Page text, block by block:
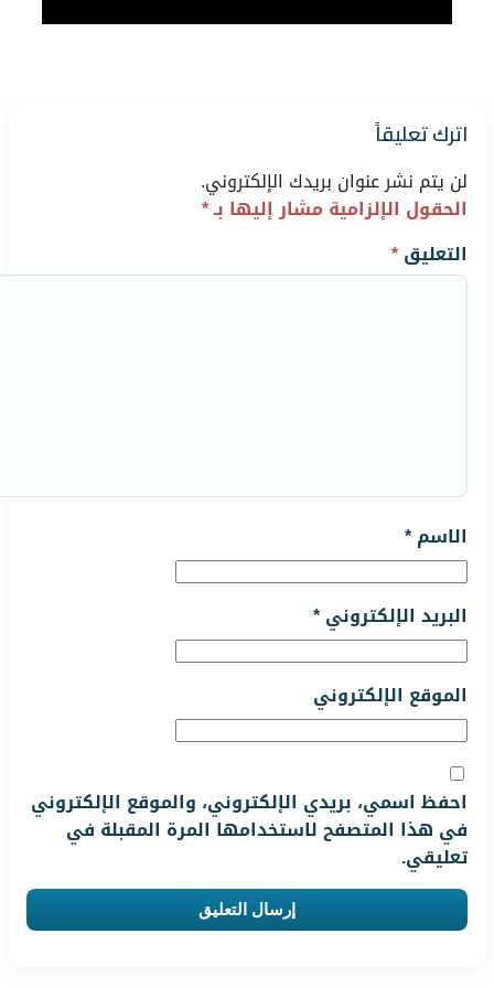
اترك تعليقاً
لن يتم نشر عنوان بريدك الإلكتروني.
الحقول الإلزامية مشار إليها بـ*
التعليق*
الاسم*
البريد الإلكتروني*
الموقع الإلكتروني
احفظ اسمي، بريدي الإلكتروني، والموقع الإلكتروني
في هذا المتصفح لاستخدامها المرة المقبلة في
تعليقي.